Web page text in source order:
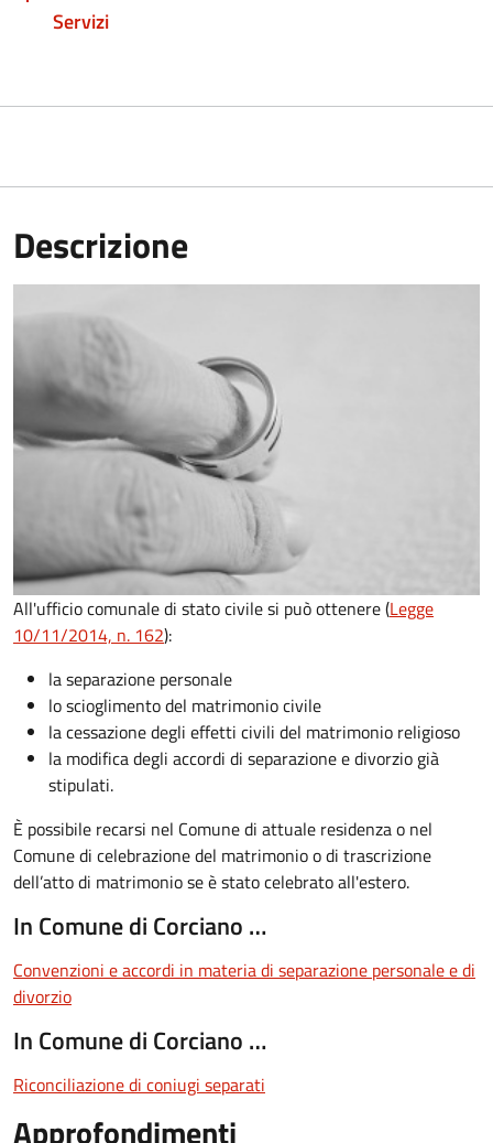
Servizi
Descrizione
All'ufficio comunale di stato civile si può ottenere (Legge
10/11/2014, n. 162):
la separazione personale
lo scioglimento del matrimonio civile
la cessazione degli effetti civili del matrimonio religioso
la modifica degli accordi di separazione e divorzio già
stipulati.
È possibile recarsi nel Comune di attuale residenza o nel
Comune di celebrazione del matrimonio o di trascrizione
dell’atto di matrimonio se è stato celebrato all'estero.
In Comune di Corciano …
Convenzioni e accordi in materia di separazione personale e di
divorzio
In Comune di Corciano …
Riconciliazione di coniugi separati
Approfondimenti